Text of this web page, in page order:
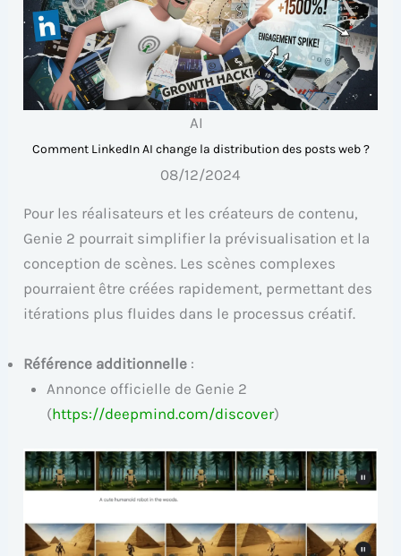
AI
Comment LinkedIn AI change la distribution des posts web ?
08/12/2024
Pour les réalisateurs et les créateurs de contenu,
Genie 2 pourrait simplifier la prévisualisation et la
conception de scènes. Les scènes complexes
pourraient être créées rapidement, permettant des
itérations plus fluides dans le processus créatif.
Référence additionnelle :
Annonce officielle de Genie 2
(https://deepmind.com/discover)